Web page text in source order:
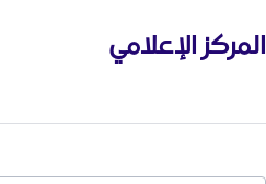
المركز الإعلامي